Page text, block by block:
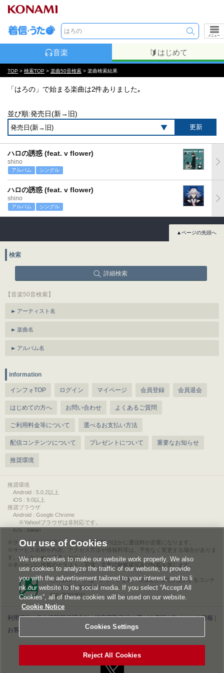
メニュー
音楽 はじめて
TOP > 検索TOP > 楽曲50音検索 > 楽曲検索結果
「はろの」で始まる楽曲は2件ありました｡
並び順:発売日(新→旧)
ハロの誘惑 (feat. v flower)
shino
アルバム シングル
ハロの誘惑 (feat. v flower)
shino
アルバム シングル
▲ページの先頭へ
検索
詳細検索
【音楽50音検索】
アーティスト名
楽曲名
アルバム名
information
インフォTOP ログイン マイページ 会員登録 会員退会
はじめての方へ お問い合わせ よくあるご質問
ご利用料金等について 選べるお支払い方法
配信コンテンツについて プレゼントについて 重要なお知らせ
推奨環境
推奨環境
Android : 5.0.2以上
iOS : 9.0以上
推奨ブラウザ
Android : Google Chrome
※Yahoo!ブラウザは非対応です。
iOS : Safari
サービスをご利用されるには、情報料のほかに通信料が必要になります。
サービス名称や内容、アクセス方法や情報料等は、予告なく変更する場合がありま
す。あらかじめご了承ください。
本ページに掲載のイラスト・写真・文章の無断複写及び転載を禁じます。
このエルマークは、レコード会社・映像製作会社が提供するコンテ
ンツを示す登録商標です。
RIAJ00013011
利用規約|個人情報等保護方針|特定商取引法に基づく表記|ライセンス情報
お客様情報の外部送信について|Cookies Settings
Our use of Cookies
We use cookies to make our website work properly. We also
use cookies to analyze the traffic of our website, to provide
you with the advertisement tailored to your interest, and to li
nk our website to the social media. If you select “Accept All
Cookies”, all of these cookies will be used on our website.
Cookie Notice
Cookies Settings
Reject All Cookies